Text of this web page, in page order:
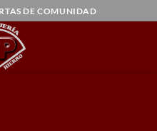
DE COMUNIDAD